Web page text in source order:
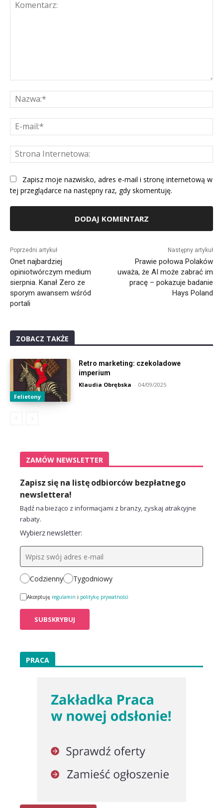
Zapisz moje nazwisko, adres e-mail i stronę internetową w
tej przeglądarce na następny raz, gdy skomentuję.
Poprzedni artykuł
Onet najbardziej
opiniotwórczym medium
sierpnia. Kanał Zero ze
sporym awansem wśród
portali
Następny artykuł
Prawie połowa Polaków
uważa, że AI może zabrać im
pracę – pokazuje badanie
Hays Poland
ZOBACZ TAKŻE
Felietony
Retro marketing: czekoladowe
imperium
Klaudia Obrębska - 04/09/2025
ZAMÓW NEWSLETTER
Zapisz się na listę odbiorców bezpłatnego
newslettera!
Bądź na bieżąco z informacjami z branży, zyskaj atrakcyjne
rabaty.
Wybierz newsletter:
Codzienny Tygodniowy
Akceptuję regulamin i politykę prywatności
PRACA